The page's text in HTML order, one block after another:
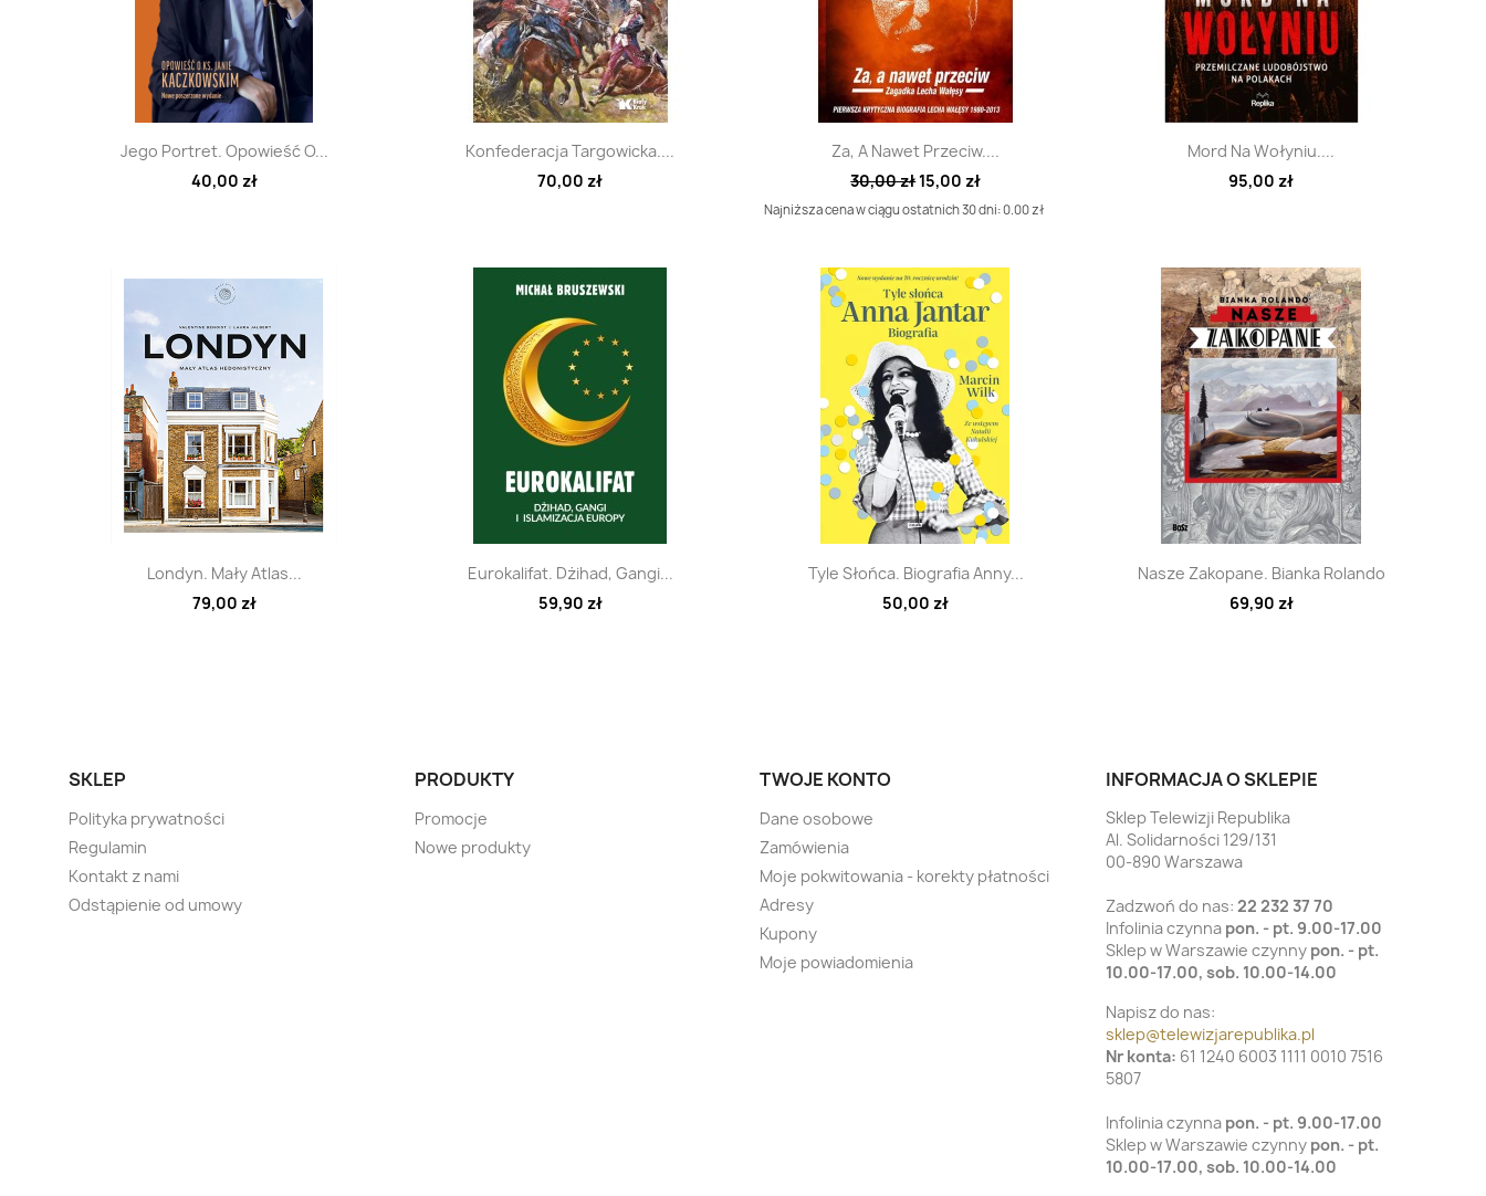
Szybki podgląd
Jego Portret. Opowieść O...
40,00 zł
Szybki podgląd
Konfederacja Targowicka....
70,00 zł
Szybki podgląd
Za, A Nawet Przeciw....
30,00 zł15,00 zł
Najniższa cena w ciągu ostatnich 30 dni: 0.00 zł
Szybki podgląd
Mord Na Wołyniu....
95,00 zł
Szybki podgląd
Londyn. Mały Atlas...
79,00 zł
Szybki podgląd
Eurokalifat. Dżihad, Gangi...
59,90 zł
Szybki podgląd
Tyle Słońca. Biografia Anny...
50,00 zł
Szybki podgląd
Nasze Zakopane. Bianka Rolando
69,90 zł
SKLEP
Polityka prywatności
Regulamin
Kontakt z nami
Odstąpienie od umowy
PRODUKTY
Promocje
Nowe produkty
TWOJE KONTO
Dane osobowe
Zamówienia
Moje pokwitowania - korekty płatności
Adresy
Kupony
Moje powiadomienia
INFORMACJA O SKLEPIE
Sklep Telewizji Republika
Al. Solidarności 129/131
00-890 Warszawa
Zadzwoń do nas: 22 232 37 70
Infolinia czynna pon. - pt. 9.00-17.00
Sklep w Warszawie czynny pon. - pt.
10.00-17.00, sob. 10.00-14.00
Napisz do nas:
sklep@telewizjarepublika.pl
Nr konta: 61 1240 6003 1111 0010 7516
5807
Infolinia czynna pon. - pt. 9.00-17.00
Sklep w Warszawie czynny pon. - pt.
10.00-17.00, sob. 10.00-14.00